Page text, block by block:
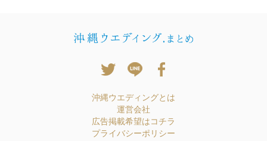
沖縄ウエディングとは
運営会社
広告掲載希望はコチラ
プライバシーポリシー